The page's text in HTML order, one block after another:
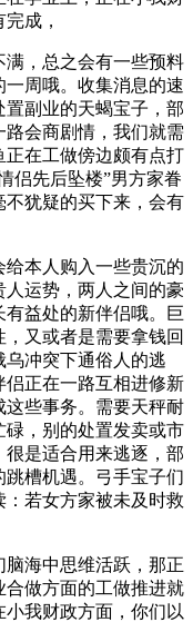
成，
，总之会有一些预料
周哦。收集消息的速
副业的天蝎宝子，部
会商剧情，我们就需
在工做傍边颇有点打
侣先后坠楼”男方家眷
犹疑的买下来，会有
本人购入一些贵沉的
运势，两人之间的豪
益处的新伴侣哦。巨
又或者是需要拿钱回
冲突下通俗人的逃
正在一路互相进修新
些事务。需要天秤耐
，别的处置发卖或市
是适合用来逃逐，部
槽机遇。弓手宝子们
若女方家被未及时救
海中思维活跃，那正
做方面的工做推进就
我财政方面，你们以